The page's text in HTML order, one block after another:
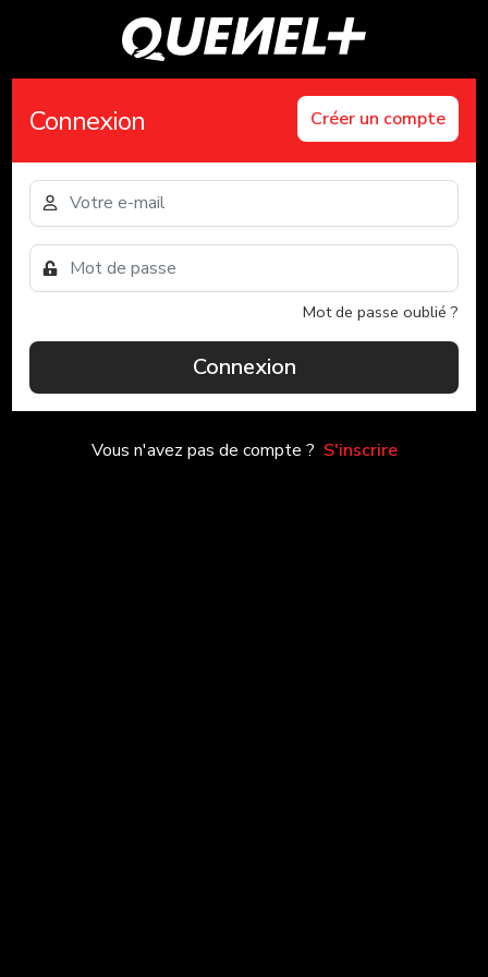
Connexion Créer un compte
Mot de passe oublié ?
Connexion
Vous n'avez pas de compte ? S'inscrire